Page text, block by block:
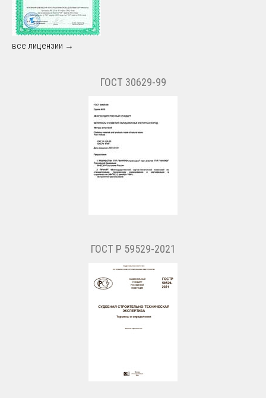
все лицензии →
ГОСТ 30629-99
ГОСТ Р 59529-2021